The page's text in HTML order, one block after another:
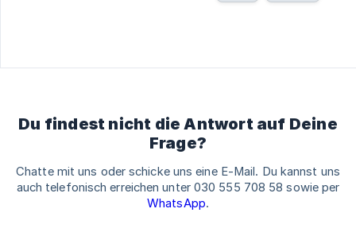
Du findest nicht die Antwort auf Deine
Frage?
Chatte mit uns oder schicke uns eine E-Mail. Du kannst uns
auch telefonisch erreichen unter 030 555 708 58 sowie per
WhatsApp.